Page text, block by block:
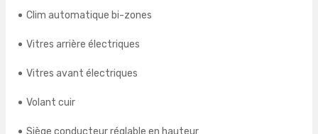
Clim automatique bi-zones
Vitres arrière électriques
Vitres avant électriques
Volant cuir
Siège conducteur réglable en hauteur